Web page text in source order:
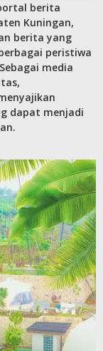
berita
Kuningan,
berita yang
peristiwa
media
dapat menjadi